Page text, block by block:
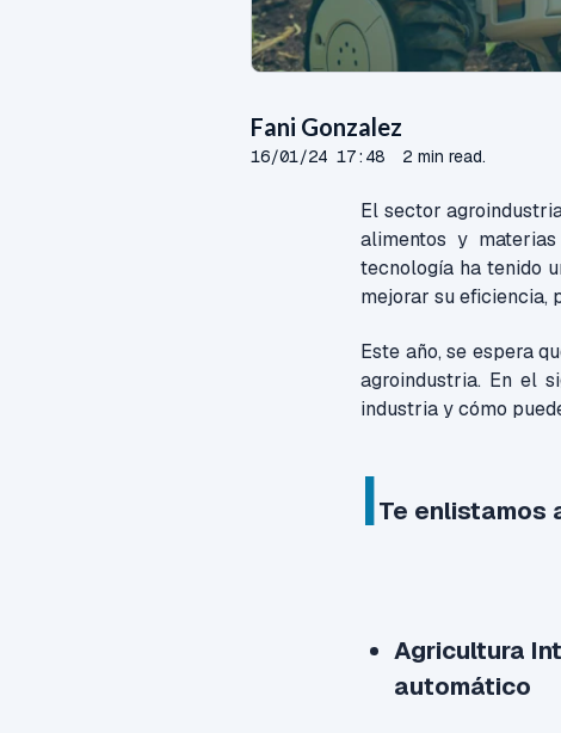
Fani Gonzalez
16/01/24 17:48 2 min read.
El sector
alimentos y
tecnología ha tenido
mejorar su eficiencia,
Este año, se espera
agroindustria. En el
industria y cómo
|Te enlistamos
Agricultura
automático